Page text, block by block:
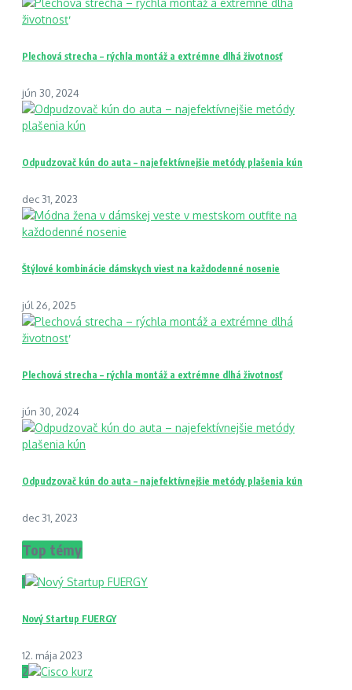
Plechová strecha – rýchla montáž a extrémne dlhá životnosť
jún 30, 2024
Odpudzovač kún do auta – najefektívnejšie metódy plašenia kún
dec 31, 2023
Štýlové kombinácie dámskych viest na každodenné nosenie
júl 26, 2025
Plechová strecha – rýchla montáž a extrémne dlhá životnosť
jún 30, 2024
Odpudzovač kún do auta – najefektívnejšie metódy plašenia kún
dec 31, 2023
Top témy
1
Nový Startup FUERGY
12. mája 2023
2